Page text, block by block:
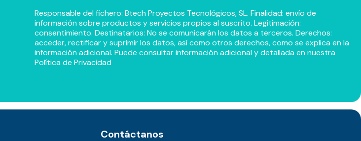
Responsable del fichero: Btech Proyectos Tecnológicos, SL. Finalidad: envío de
información sobre productos y servicios propios al suscrito. Legitimación:
consentimiento. Destinatarios: No se comunicarán los datos a terceros. Derechos:
acceder, rectificar y suprimir los datos, así como otros derechos, como se explica en la
información adicional. Puede consultar información adicional y detallada en nuestra
Política de Privacidad
Contáctanos